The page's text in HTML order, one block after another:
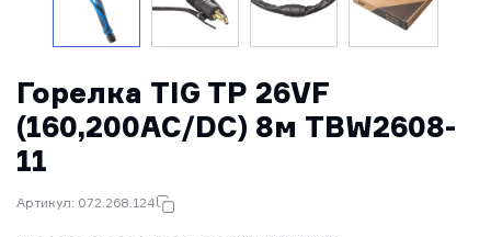
Горелка TIG TP 26VF
(160,200AC/DC) 8м TBW2608-
11
Артикул: 072.268.124